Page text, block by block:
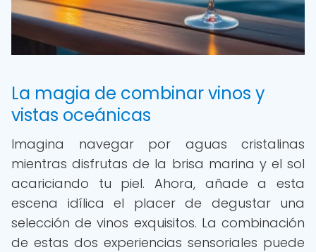
La magia de combinar vinos y
vistas oceánicas
Imagina navegar por aguas cristalinas
mientras disfrutas de la brisa marina y el sol
acariciando tu piel. Ahora, añade a esta
escena idílica el placer de degustar una
selección de vinos exquisitos. La combinación
de estas dos experiencias sensoriales puede